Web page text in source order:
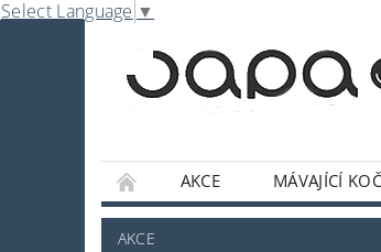
Select Language ▼
AKCE MÁVAJÍCÍ
NABE
OMÁČKY A
AKCE